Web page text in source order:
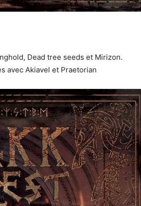
Dead tree seeds et Mirizon.
avec Akiavel et Praetorian